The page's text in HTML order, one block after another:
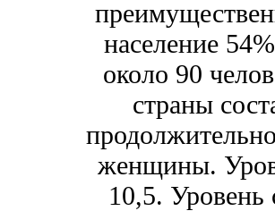
население
около 90
страны
женщины.
10,5.